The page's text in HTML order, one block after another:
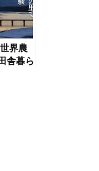
界農
舎暮ら